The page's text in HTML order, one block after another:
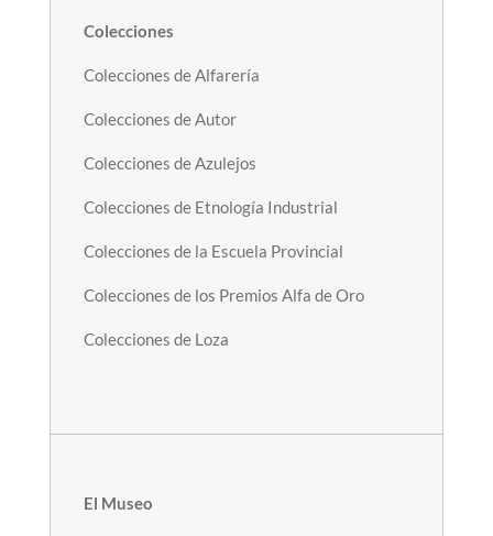
Colecciones
Colecciones de Alfarería
Colecciones de Autor
Colecciones de Azulejos
Colecciones de Etnología Industrial
Colecciones de la Escuela Provincial
Colecciones de los Premios Alfa de Oro
Colecciones de Loza
El Museo